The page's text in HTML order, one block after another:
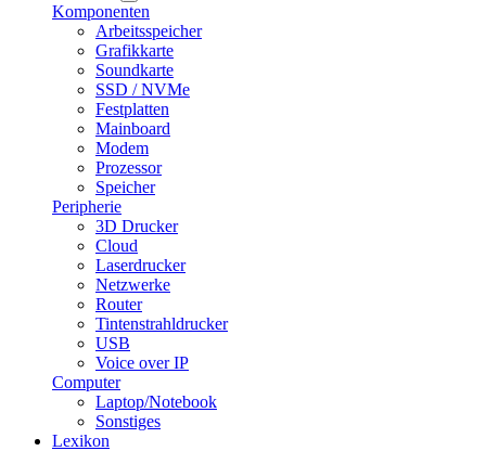
Komponenten
Arbeitsspeicher
Grafikkarte
Soundkarte
SSD / NVMe
Festplatten
Mainboard
Modem
Prozessor
Speicher
Peripherie
3D Drucker
Cloud
Laserdrucker
Netzwerke
Router
Tintenstrahldrucker
USB
Voice over IP
Computer
Laptop/Notebook
Sonstiges
Lexikon